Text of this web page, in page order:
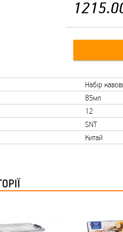
ОФФ 82 ПАННОЧКА
Набір
85мл
12
SNT
Китай